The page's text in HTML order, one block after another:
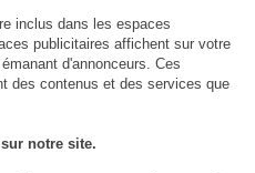
inclus dans les espaces
publicitaires affichent sur votre
d'annonceurs. Ces
des contenus et des services que
notre site.